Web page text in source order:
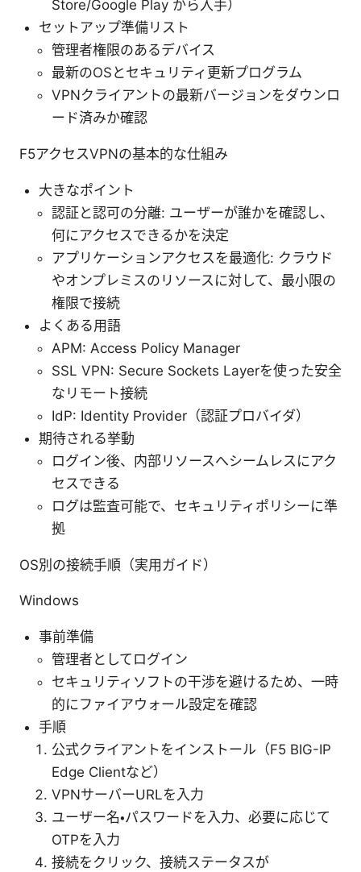
Store/Google Play から入手）
セットアップ準備リスト
管理者権限のあるデバイス
最新のOSとセキュリティ更新プログラム
VPNクライアントの最新バージョンをダウンロ
ード済みか確認
F5アクセスVPNの基本的な仕組み
大きなポイント
認証と認可の分離: ユーザーが誰かを確認し、
何にアクセスできるかを決定
アプリケーションアクセスを最適化: クラウド
やオンプレミスのリソースに対して、最小限の
権限で接続
よくある用語
APM: Access Policy Manager
SSL VPN: Secure Sockets Layerを使った安全
なリモート接続
IdP: Identity Provider（認証プロバイダ）
期待される挙動
ログイン後、内部リソースへシームレスにアク
セスできる
ログは監査可能で、セキュリティポリシーに準
拠
OS別の接続手順（実用ガイド）
Windows
事前準備
管理者としてログイン
セキュリティソフトの干渉を避けるため、一時
的にファイアウォール設定を確認
手順
公式クライアントをインストール（F5 BIG-IP
Edge Clientなど）
VPNサーバーURLを入力
ユーザー名・パスワードを入力、必要に応じて
OTPを入力
接続をクリック、接続ステータスが